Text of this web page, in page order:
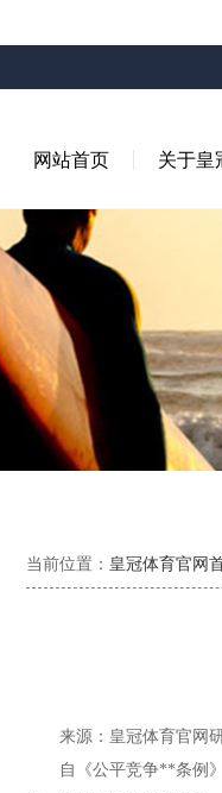
网站首页 关于皇
当前位置： 皇冠体育官网
来源：皇冠体育官网
自《公平竞争**条例